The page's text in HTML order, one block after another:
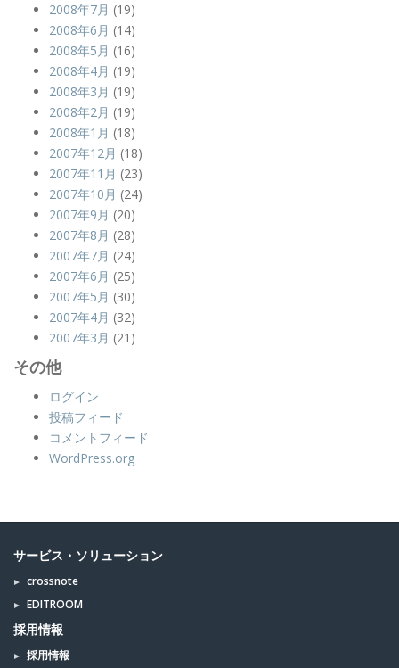
2008年7月 (19)
2008年6月 (14)
2008年5月 (16)
2008年4月 (19)
2008年3月 (19)
2008年2月 (19)
2008年1月 (18)
2007年12月 (18)
2007年11月 (23)
2007年10月 (24)
2007年9月 (20)
2007年8月 (28)
2007年7月 (24)
2007年6月 (25)
2007年5月 (30)
2007年4月 (32)
2007年3月 (21)
その他
ログイン
投稿フィード
コメントフィード
WordPress.org
サービス・ソリューション
crossnote
EDITROOM
採用情報
採用情報